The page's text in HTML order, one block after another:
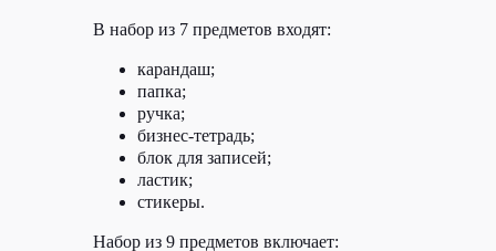
В набор из 7 предметов входят:
карандаш;
папка;
ручка;
бизнес-тетрадь;
блок для записей;
ластик;
стикеры.
Набор из 9 предметов включает: